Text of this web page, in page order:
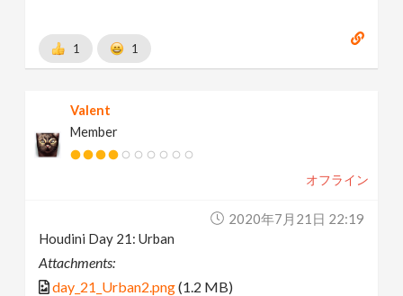
1 1
Valent
Member
オフライン
2020年7月21日 22:19
Houdini Day 21: Urban
Attachments:
day_21_Urban2.png(1.2 MB)